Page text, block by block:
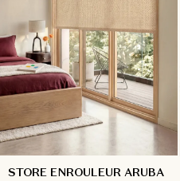
STORE ENROULEUR ARUBA